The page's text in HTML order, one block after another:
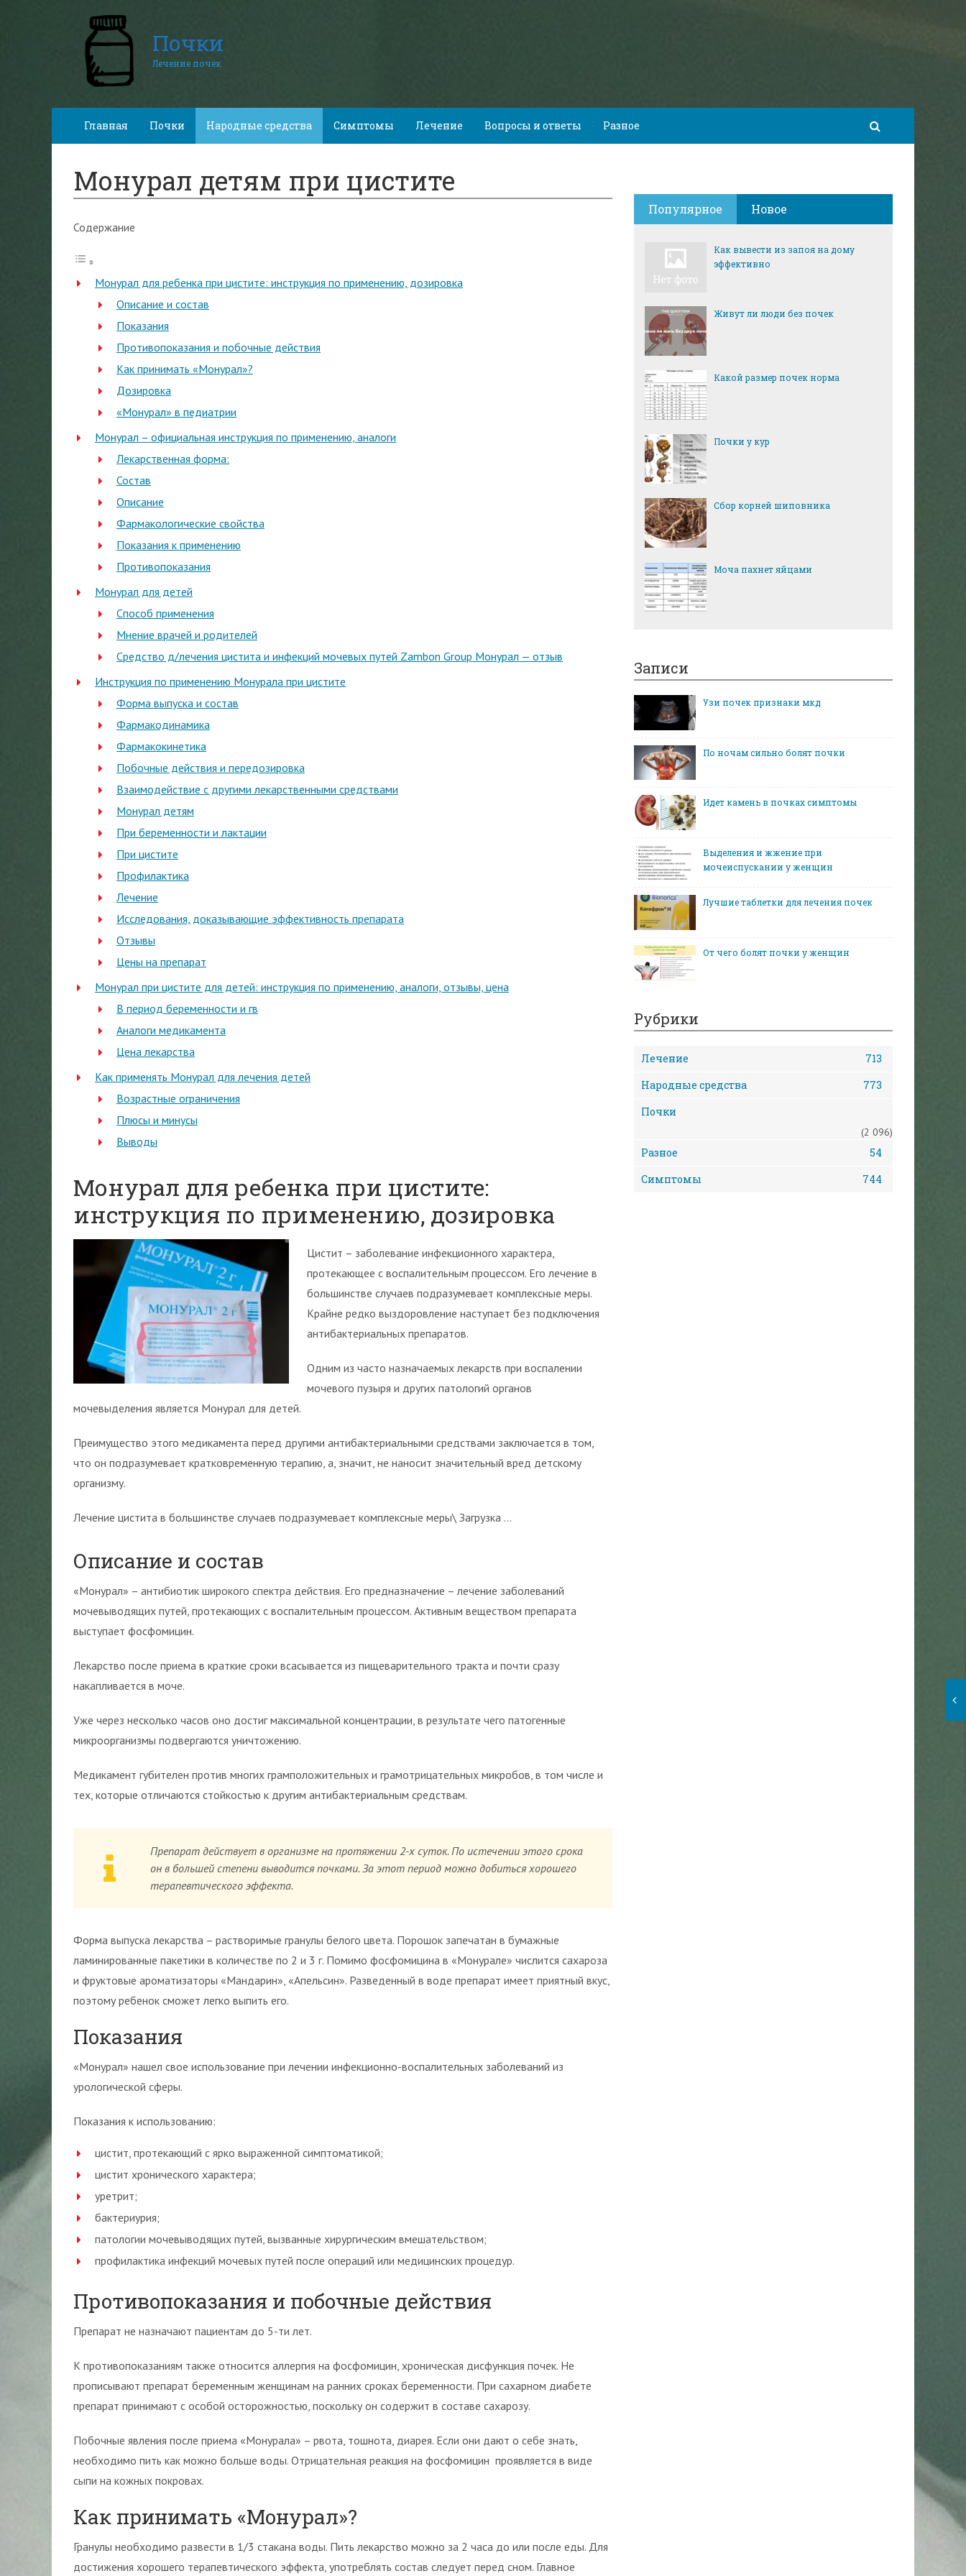
Почки
Лечение почек
Главная Почки Народные средства Симптомы Лечение Вопросы и ответы Разное
Монурал детям при цистите
Содержание
Монурал для ребенка при цистите: инструкция по применению, дозировка
Описание и состав
Показания
Противопоказания и побочные действия
Как принимать «Монурал»?
Дозировка
«Монурал» в педиатрии
Монурал – официальная инструкция по применению, аналоги
Лекарственная форма:
Состав
Описание
Фармакологические свойства
Показания к применению
Противопоказания
Монурал для детей
Способ применения
Мнение врачей и родителей
Средство д/лечения цистита и инфекций мочевых путей Zambon Group Монурал — отзыв
Инструкция по применению Монурала при цистите
Форма выпуска и состав
Фармакодинамика
Фармакокинетика
Побочные действия и передозировка
Взаимодействие с другими лекарственными средствами
Монурал детям
При беременности и лактации
При цистите
Профилактика
Лечение
Исследования, доказывающие эффективность препарата
Отзывы
Цены на препарат
Монурал при цистите для детей: инструкция по применению, аналоги, отзывы, цена
В период беременности и гв
Аналоги медикамента
Цена лекарства
Как применять Монурал для лечения детей
Возрастные ограничения
Плюсы и минусы
Выводы
Монурал для ребенка при цистите:
инструкция по применению, дозировка
Цистит – заболевание инфекционного характера,
протекающее с воспалительным процессом. Его лечение в
большинстве случаев подразумевает комплексные меры.
Крайне редко выздоровление наступает без подключения
антибактериальных препаратов.
Одним из часто назначаемых лекарств при воспалении
мочевого пузыря и других патологий органов
мочевыделения является Монурал для детей.
Преимущество этого медикамента перед другими антибактериальными средствами заключается в том,
что он подразумевает кратковременную терапию, а, значит, не наносит значительный вред детскому
организму.
Лечение цистита в большинстве случаев подразумевает комплексные меры\ Загрузка …
Описание и состав
«Монурал» – антибиотик широкого спектра действия. Его предназначение – лечение заболеваний
мочевыводящих путей, протекающих с воспалительным процессом. Активным веществом препарата
выступает фосфомицин.
Лекарство после приема в краткие сроки всасывается из пищеварительного тракта и почти сразу
накапливается в моче.
Уже через несколько часов оно достиг максимальной концентрации, в результате чего патогенные
микроорганизмы подвергаются уничтожению.
Медикамент губителен против многих грамположительных и грамотрицательных микробов, в том числе и
тех, которые отличаются стойкостью к другим антибактериальным средствам.
Препарат действует в организме на протяжении 2-х суток. По истечении этого срока
он в большей степени выводится почками. За этот период можно добиться хорошего
терапевтического эффекта.
Форма выпуска лекарства – растворимые гранулы белого цвета. Порошок запечатан в бумажные
ламинированные пакетики в количестве по 2 и 3 г. Помимо фосфомицина в «Монурале» числится сахароза
и фруктовые ароматизаторы «Мандарин», «Апельсин». Разведенный в воде препарат имеет приятный вкус,
поэтому ребенок сможет легко выпить его.
Показания
«Монурал» нашел свое использование при лечении инфекционно-воспалительных заболеваний из
урологической сферы.
Показания к использованию:
цистит, протекающий с ярко выраженной симптоматикой;
цистит хронического характера;
уретрит;
бактериурия;
патологии мочевыводящих путей, вызванные хирургическим вмешательством;
профилактика инфекций мочевых путей после операций или медицинских процедур.
Противопоказания и побочные действия
Препарат не назначают пациентам до 5-ти лет.
К противопоказаниям также относится аллергия на фосфомицин, хроническая дисфункция почек. Не
прописывают препарат беременным женщинам на ранних сроках беременности. При сахарном диабете
препарат принимают с особой осторожностью, поскольку он содержит в составе сахарозу.
Побочные явления после приема «Монурала» – рвота, тошнота, диарея. Если они дают о себе знать,
необходимо пить как можно больше воды. Отрицательная реакция на фосфомицин проявляется в виде
сыпи на кожных покровах.
Как принимать «Монурал»?
Гранулы необходимо развести в 1/3 стакана воды. Пить лекарство можно за 2 часа до или после еды. Для
достижения хорошего терапевтического эффекта, употреблять состав следует перед сном. Главное
Популярное Новое
Как вывести из запоя на дому
эффективно
Живут ли люди без почек
Какой размер почек норма
Почки у кур
Сбор корней шиповника
Моча пахнет яйцами
Записи
Узи почек признаки мкд
По ночам сильно болят почки
Идет камень в почках симптомы
Выделения и жжение при
мочеиспускании у женщин
Лучшие таблетки для лечения почек
От чего болят почки у женщин
Рубрики
Лечение
713
Народные средства
773
Почки
(2 096)
Разное
54
Симптомы
744